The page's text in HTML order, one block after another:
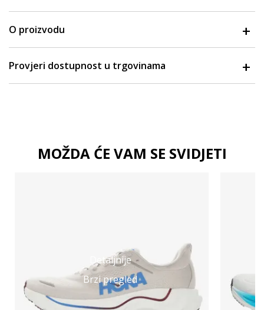
O proizvodu
Provjeri dostupnost u trgovinama
MOŽDA ĆE VAM SE SVIDJETI
Detaljnije
Brzi pregled